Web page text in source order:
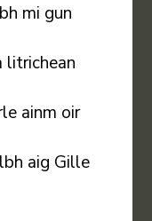
mi gun
litrichean
ainm oir
aig Gille